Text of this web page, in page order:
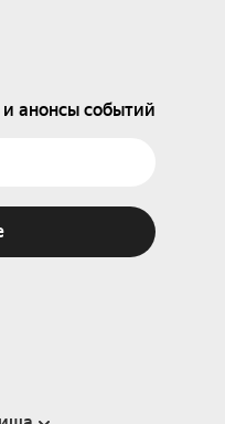
анонсы событий